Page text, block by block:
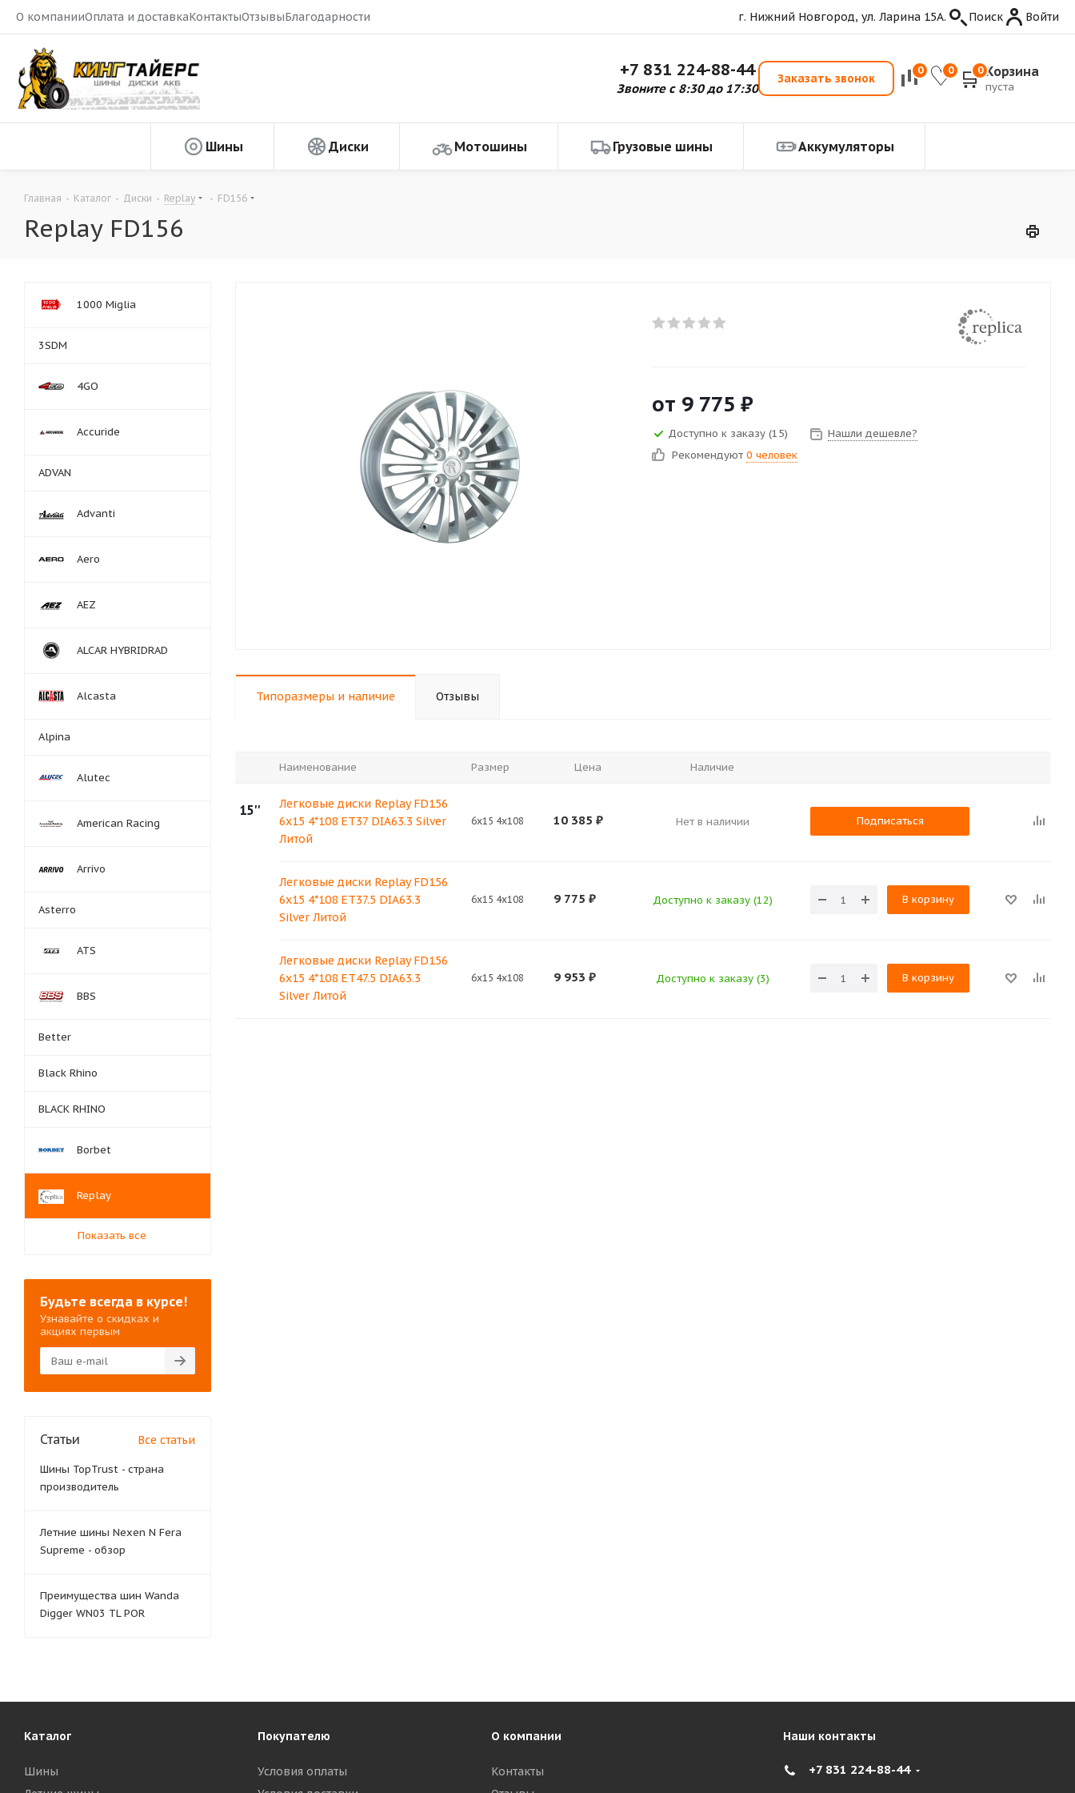
О компанииОплата и доставкаКонтактыОтзывыБлагодарности г. Нижний Новгород, ул. Ларина 15А. Поиск Войти
+7 831 224-88-44
Звоните с 8:30 до 17:30
Заказать звонок
0 0 0 Корзина
пуста
Шины Диски Мотошины Грузовые шины Аккумуляторы
Главная - Каталог - Диски - Replay - FD156
Replay FD156
от 9 775 ₽
Доступно к заказу (15)
Нашли дешевле?
Рекомендуют 0 человек
Типоразмеры и наличие Отзывы
Наименование Размер Цена Наличие
15''
Легковые диски Replay FD156
6x15 4*108 ET37 DIA63.3 Silver
Литой
6x15 4x108 10 385 ₽ Нет в наличии Подписаться
Легковые диски Replay FD156
6x15 4*108 ET37.5 DIA63.3
Silver Литой
6x15 4x108 9 775 ₽ Доступно к заказу (12) В корзину
Легковые диски Replay FD156
6x15 4*108 ET47.5 DIA63.3
Silver Литой
6x15 4x108 9 953 ₽ Доступно к заказу (3) В корзину
1000 Miglia
3SDM
4GO
Accuride
ADVAN
Advanti
Aero
AEZ
ALCAR HYBRIDRAD
Alcasta
Alpina
Alutec
American Racing
Arrivo
Asterro
ATS
BBS
Better
Black Rhino
BLACK RHINO
Borbet
Replay
Показать все
Будьте всегда в курсе!
Узнавайте о скидках и
акциях первым
Статьи Все статьи
Шины TopTrust - страна
производитель
Летние шины Nexen N Fera
Supreme - обзор
Преимущества шин Wanda
Digger WN03 TL POR
Каталог
Шины
Покупателю
Условия оплаты
О компании
Контакты
Наши контакты
+7 831 224-88-44